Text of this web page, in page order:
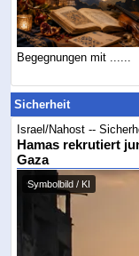
Begegnungen mit ......
Sicherheit
Israel/Nahost --
Hamas rekrutiert
Gaza
Symbolbild / KI